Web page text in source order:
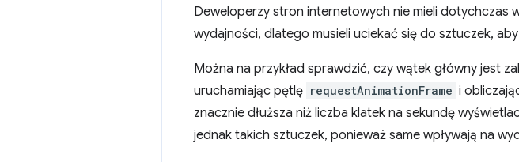
Deweloperzy stron internetowych nie mieli dotychczas
wydajności, dlatego musieli uciekać się do sztuczek,
Można na przykład sprawdzić, czy wątek główny jest
uruchamiając pętlę requestAnimationFrame i
znacznie dłuższa niż liczba klatek na sekundę
jednak takich sztuczek, ponieważ same wpływają na